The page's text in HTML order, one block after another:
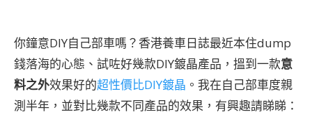
你鐘意DIY自己部車嗎？香港養車日誌最近本住dump
錢落海的心態、試咗好幾款DIY鍍晶產品，搵到一款意
料之外效果好的超性價比DIY鍍晶 。我在自己部車度親
測半年，並對比幾款不同產品的效果，有興趣請睇睇：